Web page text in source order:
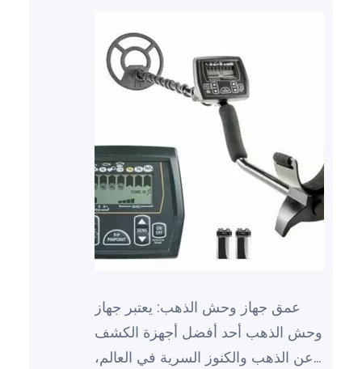
عمق جهاز وحش الذهب: يعتبر جهاز
وحش الذهب أحد أفضل أجهزة الكشف
عن الذهب والكنوز السرية في العالم،